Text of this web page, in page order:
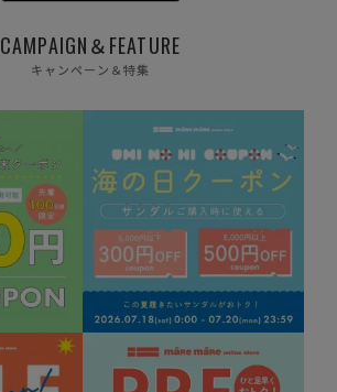
CAMPAIGN＆FEATURE
キャンペーン＆特集